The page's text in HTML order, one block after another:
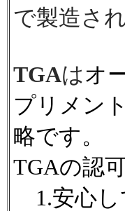
で製造さ
TGAはオ
プリメン
略です。
TGAの認
1.安心し